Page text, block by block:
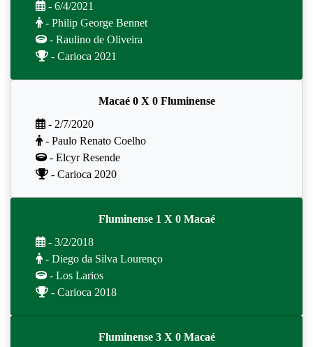
- 6/4/2021
- Philip George Bennet
- Raulino de Oliveira
- Carioca 2021
Macaé 0 X 0 Fluminense
- 2/7/2020
- Paulo Renato Coelho
- Elcyr Resende
- Carioca 2020
Fluminense 1 X 0 Macaé
- 3/2/2018
- Diego da Silva Lourenço
- Los Larios
- Carioca 2018
Fluminense 3 X 0 Macaé